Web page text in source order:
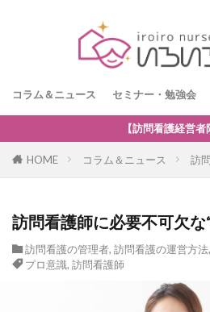
コラム＆ニュース セミナー・勉強会
ンラインセミナー「訪問看護の強みを生
HOME コラム＆ニュース 訪
訪問看護師に必要不可欠な
訪問看護の管理者, 訪問看護の運営方法,
プロ意識, 訪問看護師